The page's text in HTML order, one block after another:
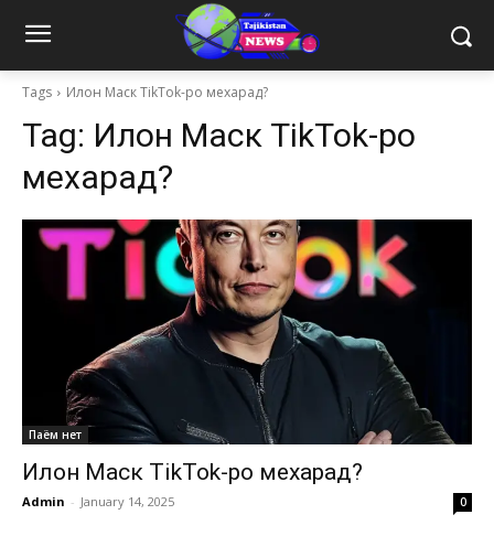
Tags Илон Маск TikTok-ро мехарад?
Tag: Илон Маск TikTok-ро
мехарад?
Паём нет
Илон Маск TikTok-ро мехарад?
Admin - January 14, 2025 0